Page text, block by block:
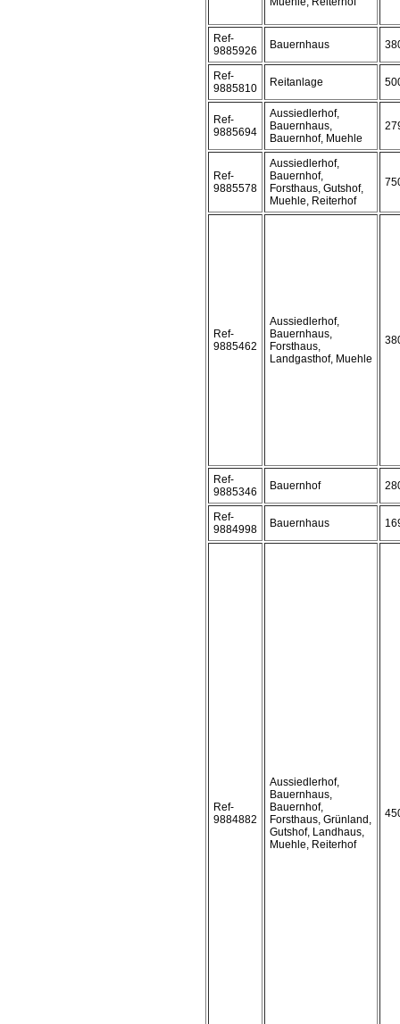
Ref-
9885926
Bauernhaus
Ref-
9885810
Reitanlage
Ref-
9885694
Aussiedlerhof,
Bauernhaus,
Bauernhof, Muehle
Ref-
9885578
Aussiedlerhof,
Bauernhof,
Forsthaus, Gutshof,
Muehle, Reiterhof
Ref-
9885462
Aussiedlerhof,
Bauernhaus,
Forsthaus,
Landgasthof, Muehle
Ref-
9885346
Bauernhof
Ref-
9884998
Bauernhaus
Ref-
9884882
Aussiedlerhof,
Bauernhaus,
Bauernhof,
Forsthaus, Grünland,
Gutshof, Landhaus,
Muehle, Reiterhof